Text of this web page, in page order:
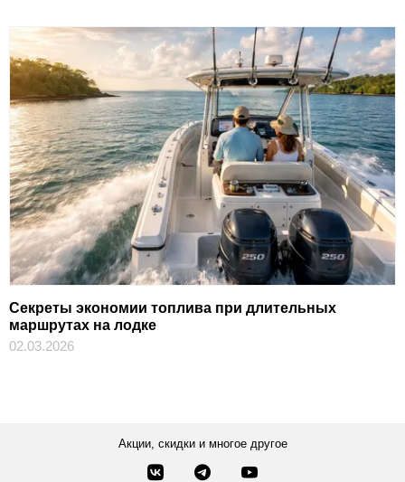
Секреты экономии топлива при длительных
маршрутах на лодке
02.03.2026
Акции, скидки и многое другое